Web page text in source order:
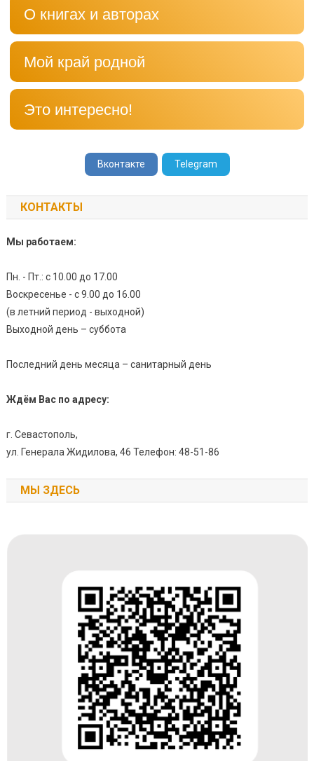
О книгах и авторах
Мой край родной
Это интересно!
Вконтакте Telegram
КОНТАКТЫ
Мы работаем:
Пн. - Пт.: с 10.00 до 17.00
Воскресенье - с 9.00 до 16.00
(в летний период - выходной)
Выходной день – суббота
Последний день месяца – санитарный день
Ждём Вас по адресу:
г. Севастополь,
ул. Генерала Жидилова, 46 Телефон: 48-51-86
МЫ ЗДЕСЬ